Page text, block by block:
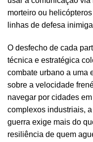
morteiro ou
linhas de defesa
O desfecho de cada
técnica e estratégica
combate urbano a uma
sobre a velocidade
navegar por cidades
complexos industriais,
guerra exige mais do
resiliência de quem